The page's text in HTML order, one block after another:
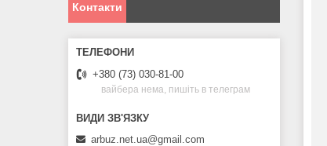
Контакти
+380 (73) 030-81-00
вайбера нема, пишіть в телеграм
arbuz.net.ua@gmail.com